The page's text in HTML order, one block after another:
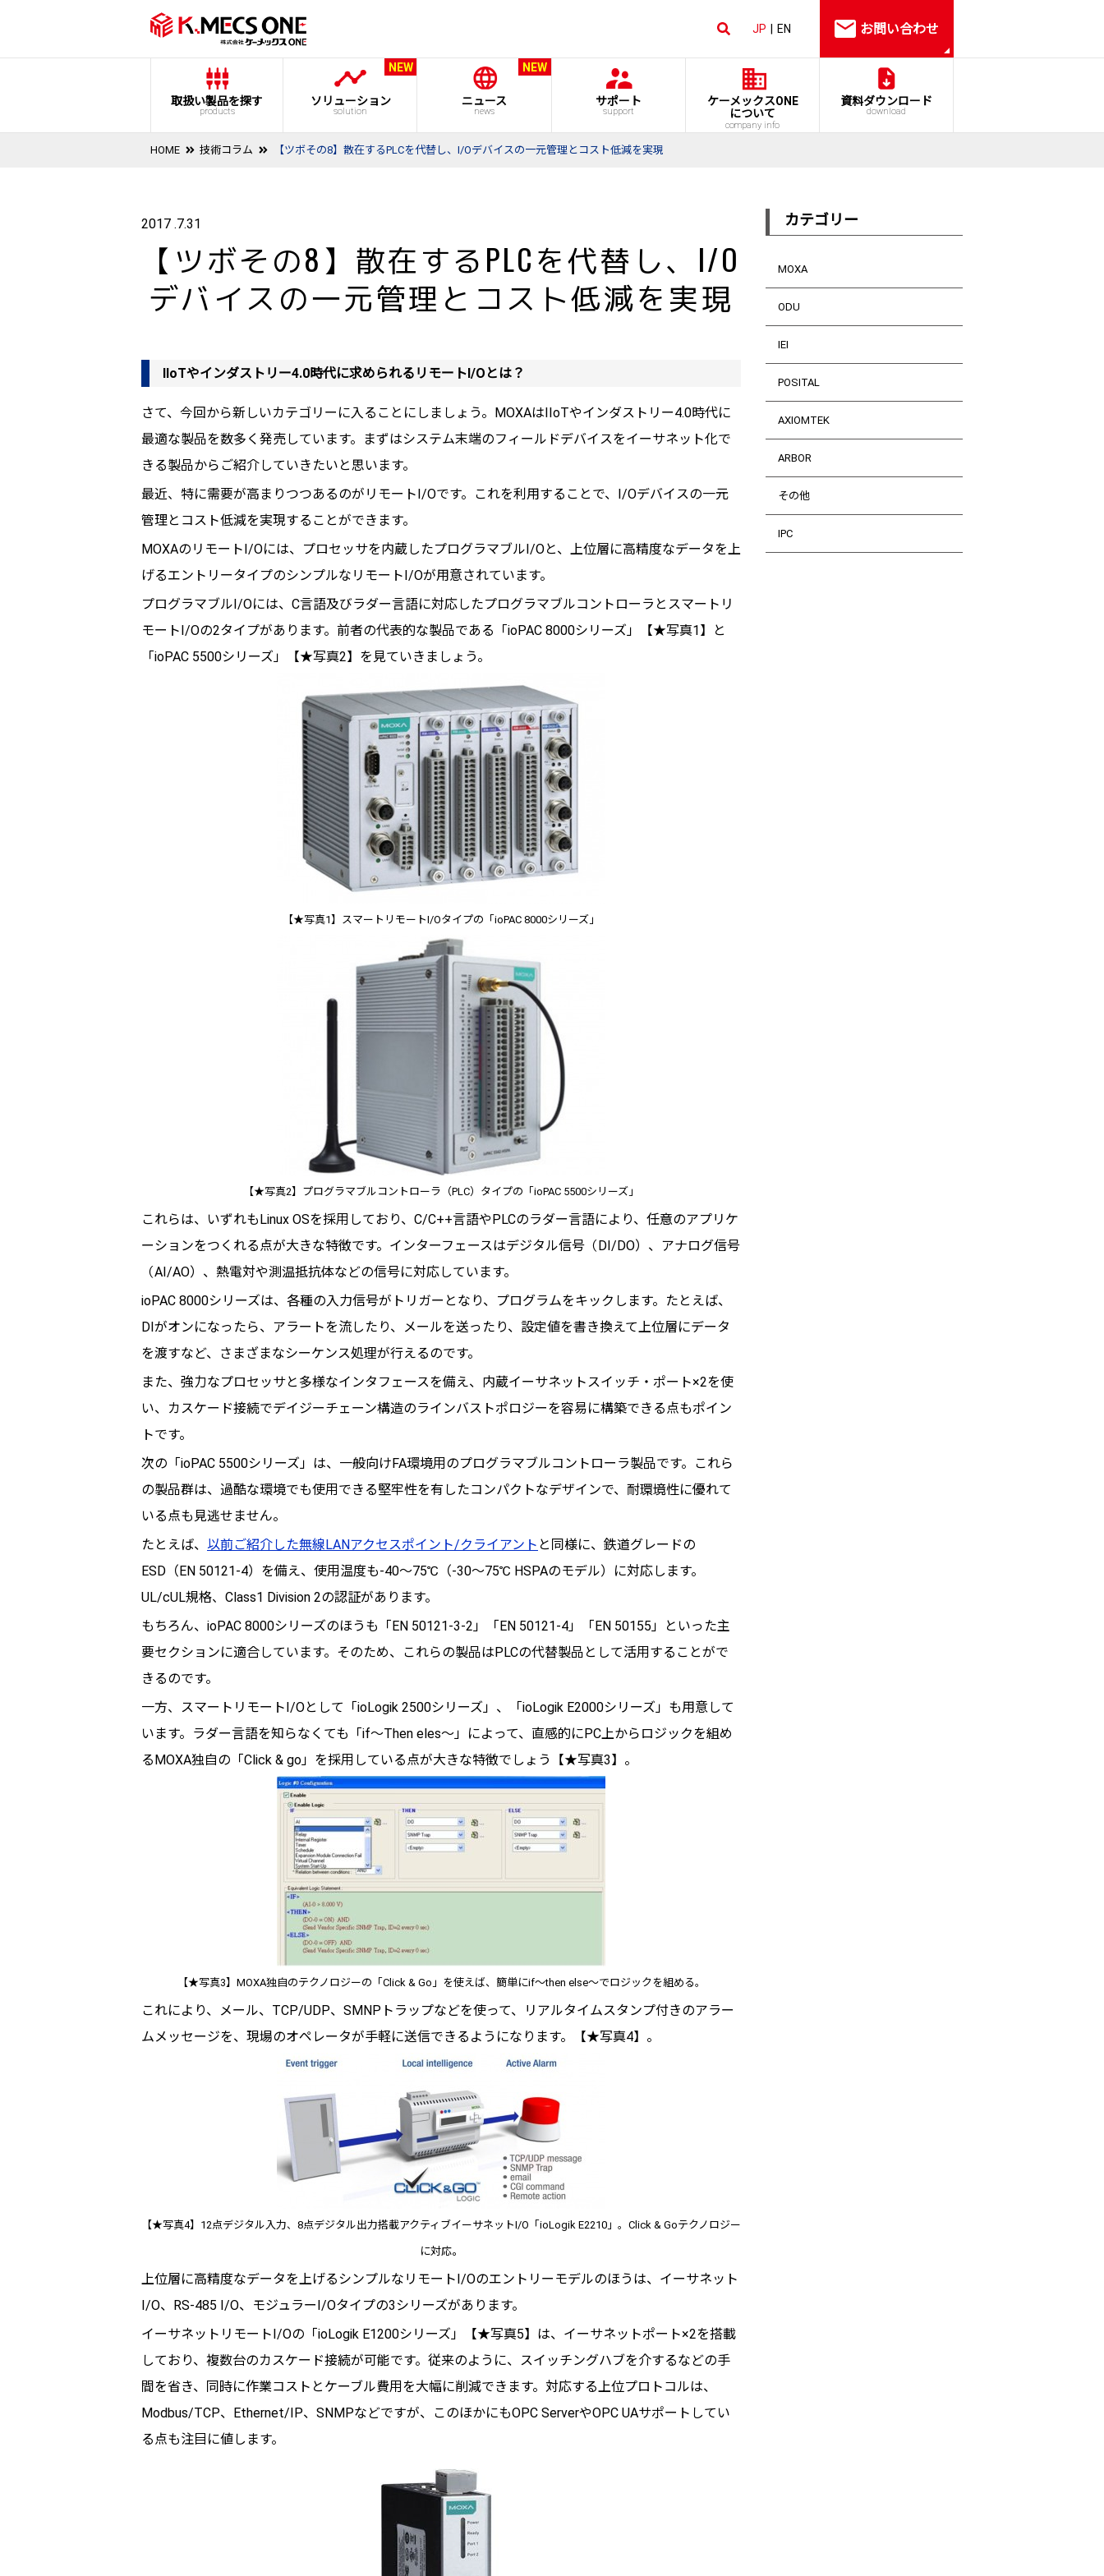
JP EN お問い合わせ
取扱い製品を探す
products
ソリューション
solution
NEW
ニュース
news
NEW
サポート
support
ケーメックスONE
について
company info
資料ダウンロード
download
HOME 技術コラム 【ツボその8】散在するPLCを代替し、I/Oデバイスの一元管理とコスト低減を実現
2017 .7.31
【ツボその8】散在するPLCを代替し、I/O
デバイスの一元管理とコスト低減を実現
IIoTやインダストリー4.0時代に求められるリモートI/Oとは？
さて、今回から新しいカテゴリーに入ることにしましょう。MOXAはIIoTやインダストリー4.0時代に
最適な製品を数多く発売しています。まずはシステム末端のフィールドデバイスをイーサネット化で
きる製品からご紹介していきたいと思います。
最近、特に需要が高まりつつあるのがリモートI/Oです。これを利用することで、I/Oデバイスの一元
管理とコスト低減を実現することができます。
MOXAのリモートI/Oには、プロセッサを内蔵したプログラマブルI/Oと、上位層に高精度なデータを上
げるエントリータイプのシンプルなリモートI/Oが用意されています。
プログラマブルI/Oには、C言語及びラダー言語に対応したプログラマブルコントローラとスマートリ
モートI/Oの2タイプがあります。前者の代表的な製品である「ioPAC 8000シリーズ」【★写真1】と
「ioPAC 5500シリーズ」【★写真2】を見ていきましょう。
【★写真1】スマートリモートI/Oタイプの「ioPAC 8000シリーズ」
【★写真2】プログラマブルコントローラ（PLC）タイプの「ioPAC 5500シリーズ」
これらは、いずれもLinux OSを採用しており、C/C++言語やPLCのラダー言語により、任意のアプリケ
ーションをつくれる点が大きな特徴です。インターフェースはデジタル信号（DI/DO）、アナログ信号
（AI/AO）、熱電対や測温抵抗体などの信号に対応しています。
ioPAC 8000シリーズは、各種の入力信号がトリガーとなり、プログラムをキックします。たとえば、
DIがオンになったら、アラートを流したり、メールを送ったり、設定値を書き換えて上位層にデータ
を渡すなど、さまざまなシーケンス処理が行えるのです。
また、強力なプロセッサと多様なインタフェースを備え、内蔵イーサネットスイッチ・ポート×2を使
い、カスケード接続でデイジーチェーン構造のラインバストポロジーを容易に構築できる点もポイン
トです。
次の「ioPAC 5500シリーズ」は、一般向けFA環境用のプログラマブルコントローラ製品です。これら
の製品群は、過酷な環境でも使用できる堅牢性を有したコンパクトなデザインで、耐環境性に優れて
いる点も見逃せません。
たとえば、 以前ご紹介した無線LANアクセスポイント/クライアント と同様に、鉄道グレードの
ESD（EN 50121-4）を備え、使用温度も-40～75℃（-30～75℃ HSPAのモデル）に対応します。
UL/cUL規格、Class1 Division 2の認証があります。
もちろん、ioPAC 8000シリーズのほうも「EN 50121-3-2」「EN 50121-4」「EN 50155」といった主
要セクションに適合しています。そのため、これらの製品はPLCの代替製品として活用することがで
きるのです。
一方、スマートリモートI/Oとして「ioLogik 2500シリーズ」、「ioLogik E2000シリーズ」も用意して
います。ラダー言語を知らなくても「if～Then eles～」によって、直感的にPC上からロジックを組め
るMOXA独自の「Click & go」を採用している点が大きな特徴でしょう【★写真3】。
【★写真3】MOXA独自のテクノロジーの「Click & Go」を使えば、簡単にif～then else～でロジックを組める。
これにより、メール、TCP/UDP、SMNPトラップなどを使って、リアルタイムスタンプ付きのアラー
ムメッセージを、現場のオペレータが手軽に送信できるようになります。【★写真4】。
【★写真4】12点デジタル入力、8点デジタル出力搭載アクティブイーサネットI/O「ioLogik E2210」。Click & Goテクノロジー
に対応。
上位層に高精度なデータを上げるシンプルなリモートI/Oのエントリーモデルのほうは、イーサネット
I/O、RS-485 I/O、モジュラーI/Oタイプの3シリーズがあります。
イーサネットリモートI/Oの「ioLogik E1200シリーズ」【★写真5】は、イーサネットポート×2を搭載
しており、複数台のカスケード接続が可能です。従来のように、スイッチングハブを介するなどの手
間を省き、同時に作業コストとケーブル費用を大幅に削減できます。対応する上位プロトコルは、
Modbus/TCP、Ethernet/IP、SNMPなどですが、このほかにもOPC ServerやOPC UAサポートしてい
る点も注目に値します。
カテゴリー
MOXA
ODU
IEI
POSITAL
AXIOMTEK
ARBOR
その他
IPC